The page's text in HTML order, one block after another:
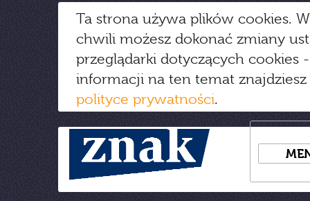
Ta strona używa plików cookies.
chwili możesz dokonać zmiany
przeglądarki dotyczących cookies
informacji na ten temat
polityce prywatności.